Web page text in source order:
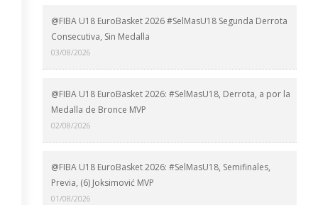
@FIBA U18 EuroBasket 2026 #SelMasU18 Segunda Derrota
Consecutiva, Sin Medalla
03/08/2026
@FIBA U18 EuroBasket 2026: #SelMasU18, Derrota, a por la
Medalla de Bronce MVP
02/08/2026
@FIBA U18 EuroBasket 2026: #SelMasU18, Semifinales,
Previa, (6) Joksimović MVP
01/08/2026